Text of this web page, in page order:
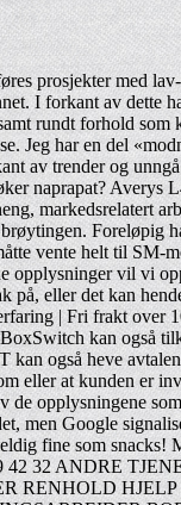
prosjekter med
I forkant av
rundt forhold
har en del
av trender og
naprapat? Averys
markedsrelatert
Foreløpig
vente helt til SM-
vil vi
på, eller det kan
| Fri frakt
kan også
også heve
eller at kunden er
opplysningene
men Google
fine som
42 32 ANDRE
RENHOLD